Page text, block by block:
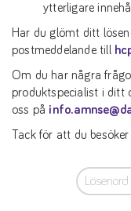
ytterligare
Har du glömt ditt
postmeddelande till
Om du har några
produktspecialist i ditt
oss på
Tack för att du